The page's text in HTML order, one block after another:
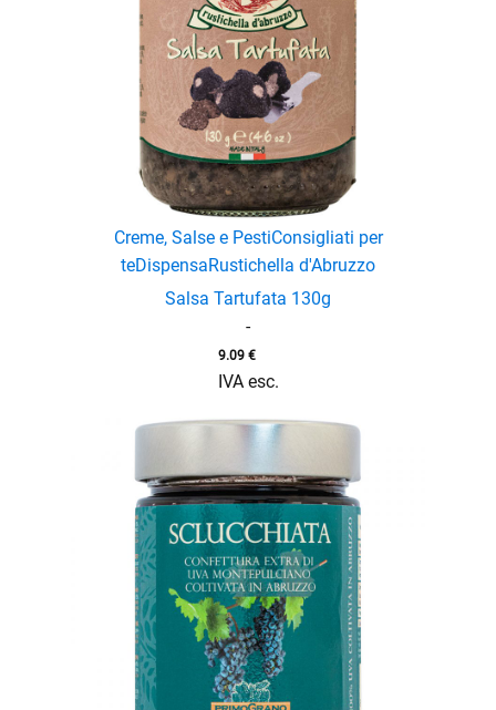
Creme, Salse e PestiConsigliati per
teDispensaRustichella d'Abruzzo
Salsa Tartufata 130g
-
9.09 €
IVA esc.